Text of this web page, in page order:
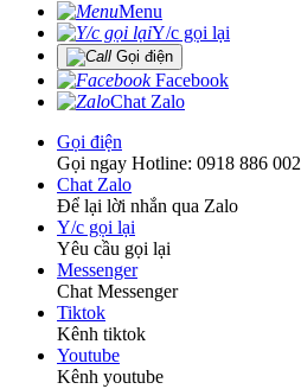
Menu
Y/c gọi lại
Gọi điện
Facebook
Chat Zalo
Gọi điện
Gọi ngay Hotline: 0918 886 002
Chat Zalo
Để lại lời nhắn qua Zalo
Y/c gọi lại
Yêu cầu gọi lại
Messenger
Chat Messenger
Tiktok
Kênh tiktok
Youtube
Kênh youtube